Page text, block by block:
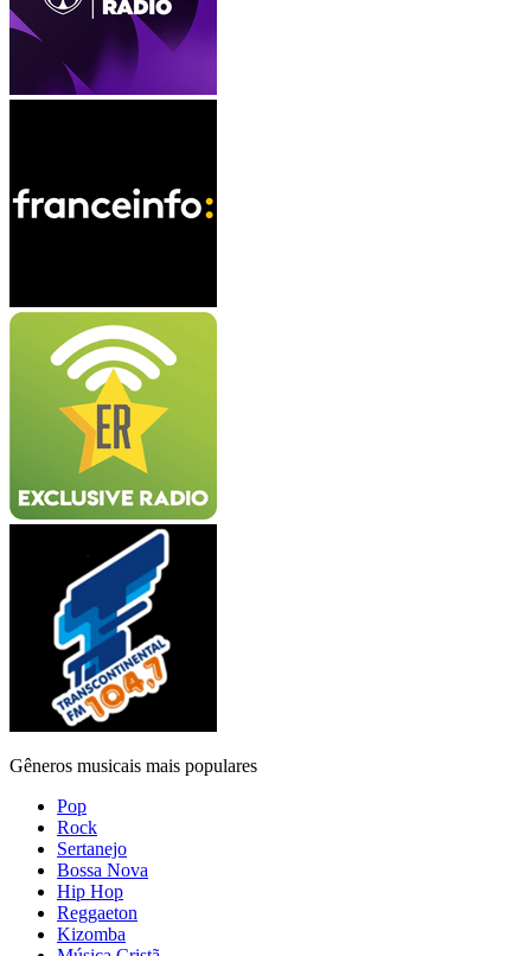
Gêneros musicais mais populares
Pop
Rock
Sertanejo
Bossa Nova
Hip Hop
Reggaeton
Kizomba